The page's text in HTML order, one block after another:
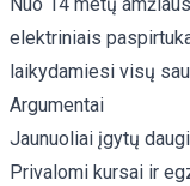
elektriniais
laikydamiesi visų
Argumentai
Jaunuoliai įgytų
Privalomi kursai ir